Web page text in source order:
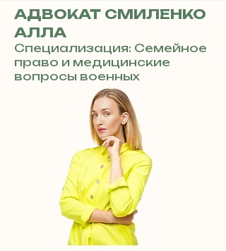
АДВОКАТ СМИЛЕНКО
АЛЛА
Специализация: Семейное
право и медицинские
вопросы военных